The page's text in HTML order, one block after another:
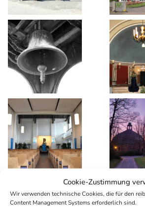
Cookie-Zustimmung
Wir verwenden technische Cookies, die für den
Content Management Systems erforderlich sind.